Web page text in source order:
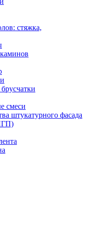
стяжка,
смеси
штукатурного фасада